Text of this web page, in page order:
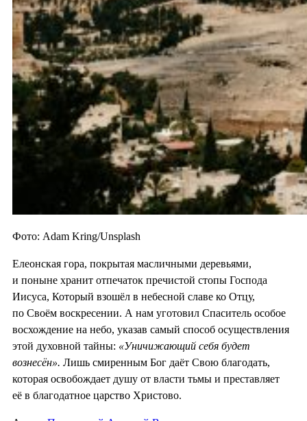
Фото: Adam Kring/Unsplash
Елеонская гора, покрытая масличными деревьями,
и поныне хранит отпечаток пречистой стопы Господа
Иисуса, Который взошёл в небесной славе ко Отцу,
по Своём воскресении. А нам уготовил Спаситель особое
восхождение на небо, указав самый способ осуществления
этой духовной тайны: «Уничижающий себя будет
вознесён». Лишь смиренным Бог даёт Свою благодать,
которая освобождает душу от власти тьмы и преставляет
её в благодатное царство Христово.